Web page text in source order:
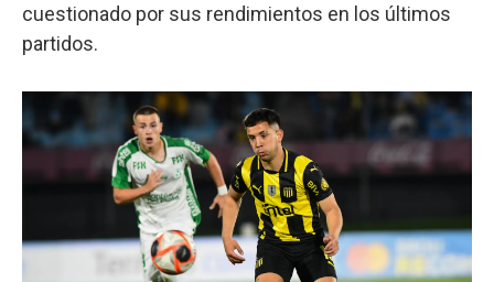
cuestionado por sus rendimientos en los últimos
partidos.